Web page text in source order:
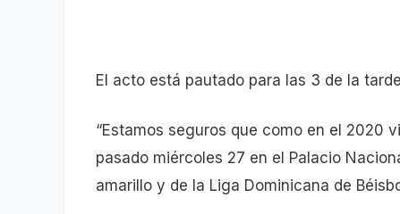
El acto está pautado para las 3 de la
“Estamos seguros que como en el 2020
pasado miércoles 27 en el Palacio
amarillo y de la Liga Dominicana de